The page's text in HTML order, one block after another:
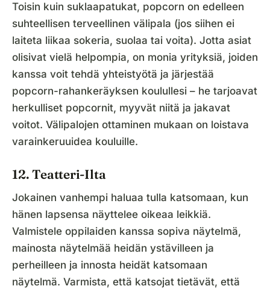
Toisin kuin suklaapatukat, popcorn on edelleen
suhteellisen terveellinen välipala (jos siihen ei
laiteta liikaa sokeria, suolaa tai voita). Jotta asiat
olisivat vielä helpompia, on monia yrityksiä, joiden
kanssa voit tehdä yhteistyötä ja järjestää
popcorn-rahankeräyksen koulullesi – he tarjoavat
herkulliset popcornit, myyvät niitä ja jakavat
voitot. Välipalojen ottaminen mukaan on loistava
varainkeruuidea kouluille.
12. Teatteri-Ilta
Jokainen vanhempi haluaa tulla katsomaan, kun
hänen lapsensa näyttelee oikeaa leikkiä.
Valmistele oppilaiden kanssa sopiva näytelmä,
mainosta näytelmää heidän ystävilleen ja
perheilleen ja innosta heidät katsomaan
näytelmä. Varmista, että katsojat tietävät, että